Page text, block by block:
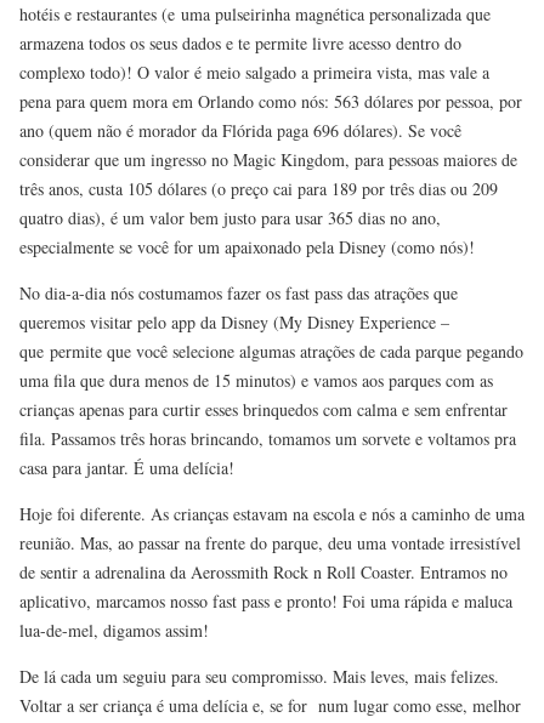
hotéis e restaurantes (e uma pulseirinha magnética personalizada que
armazena todos os seus dados e te permite livre acesso dentro do
complexo todo)! O valor é meio salgado a primeira vista, mas vale a
pena para quem mora em Orlando como nós: 563 dólares por pessoa, por
ano (quem não é morador da Flórida paga 696 dólares). Se você
considerar que um ingresso no Magic Kingdom, para pessoas maiores de
três anos, custa 105 dólares (o preço cai para 189 por três dias ou 209
quatro dias), é um valor bem justo para usar 365 dias no ano,
especialmente se você for um apaixonado pela Disney (como nós)!
No dia-a-dia nós costumamos fazer os fast pass das atrações que
queremos visitar pelo app da Disney (My Disney Experience –
que permite que você selecione algumas atrações de cada parque pegando
uma fila que dura menos de 15 minutos) e vamos aos parques com as
crianças apenas para curtir esses brinquedos com calma e sem enfrentar
fila. Passamos três horas brincando, tomamos um sorvete e voltamos pra
casa para jantar. É uma delícia!
Hoje foi diferente. As crianças estavam na escola e nós a caminho de uma
reunião. Mas, ao passar na frente do parque, deu uma vontade irresistível
de sentir a adrenalina da Aerossmith Rock n Roll Coaster. Entramos no
aplicativo, marcamos nosso fast pass e pronto! Foi uma rápida e maluca
lua-de-mel, digamos assim!
De lá cada um seguiu para seu compromisso. Mais leves, mais felizes.
Voltar a ser criança é uma delícia e, se for num lugar como esse, melhor